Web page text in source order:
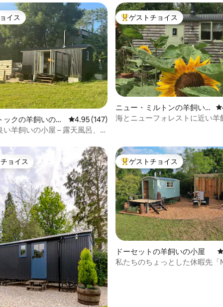
つ星の平均評価
イス
イス
ックの羊飼いの小 レビュー147件、5つ星中4.95つ星の平均評価
4.95 (147)
い羊飼いの小屋 – 露天風呂、パ
大好評のゲストチョイスです。
ゲストチョイス
ニュー・ミルトンの羊飼い
の小屋
海とニューフォレストに近い羊
ストチョイスです。
ョイス 大好評のゲストチョイスです。
ゲストチョイス
ドーセットの羊飼いの小屋
私たちのちょっとした休暇先